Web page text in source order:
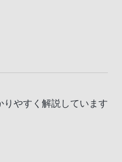
りやすく解説しています